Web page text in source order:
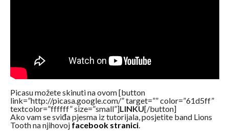
Picasu možete skinuti na ovom [button
link=”http://picasa.google.com/” target=”” color=”61d5ff”
textcolor=”ffffff” size=”small”]LINKU[/button]
Ako vam se sviđa pjesma iz tutorijala, posjetite band Lions
Tooth na njihovojfacebook stranici.